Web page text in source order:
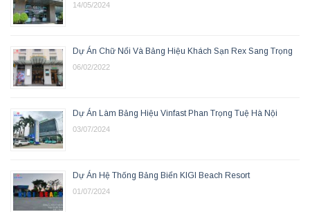
14/05/2024
Dự Án Chữ Nổi Và Bảng Hiệu Khách Sạn Rex Sang Trọng
06/02/2022
Dự Án Làm Bảng Hiệu Vinfast Phan Trọng Tuệ Hà Nội
03/07/2024
Dự Án Hệ Thống Bảng Biển KIGI Beach Resort
01/07/2024